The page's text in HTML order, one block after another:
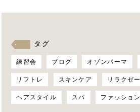
タグ
練習会 ブログ オゾンパーマ
リフトレ スキンケア リラクゼ
ヘアスタイル スパ ファッショ